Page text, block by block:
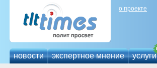
о проекте
новости экспертное мнение услуги